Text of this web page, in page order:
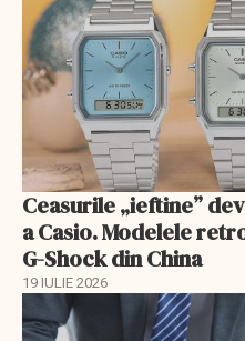
Ceasurile „ieftine”
a Casio. Modelele
G-Shock din China
19 IULIE 2026